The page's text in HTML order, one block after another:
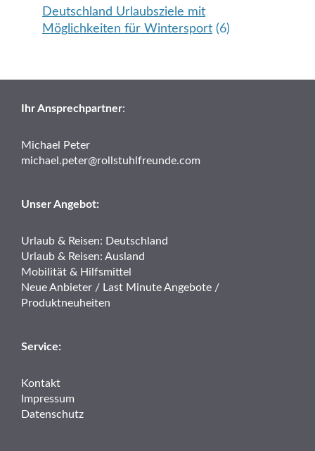
Deutschland Urlaubsziele mit
Möglichkeiten für Wintersport (6)
Ihr Ansprechpartner:
Michael Peter
michael.peter@rollstuhlfreunde.com
Unser Angebot:
Urlaub & Reisen: Deutschland
Urlaub & Reisen: Ausland
Mobilität & Hilfsmittel
Neue Anbieter / Last Minute Angebote /
Produktneuheiten
Service:
Kontakt
Impressum
Datenschutz